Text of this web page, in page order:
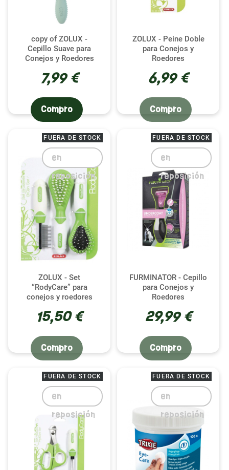
copy of ZOLUX -
Cepillo Suave para
Conejos y Roedores
7,99 €
Compro
ZOLUX - Peine Doble
para Conejos y
Roedores
6,99 €
Compro
ZOLUX - Set
“RodyCare” para
conejos y roedores
15,50 €
FUERA DE STOCK
en
reposición
Compro
FURMINATOR - Cepillo
para Conejos y
Roedores
29,99 €
FUERA DE STOCK
en
reposición
Compro
FUERA DE STOCK
en
reposición
FUERA DE STOCK
en
reposición